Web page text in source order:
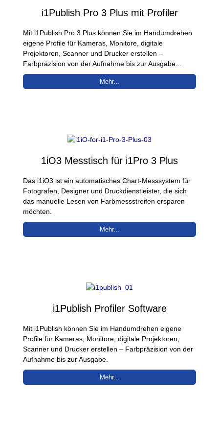
i1Publish Pro 3 Plus mit Profiler
Mit i1Publish Pro 3 Plus können Sie im Handumdrehen
eigene Profile für Kameras, Monitore, digitale
Projektoren, Scanner und Drucker erstellen –
Farbpräzision von der Aufnahme bis zur Ausgabe...
Mehr...
1iO3 Messtisch für i1Pro 3 Plus
Das i1iO3 ist ein automatisches Chart-Messsystem für
Fotografen, Designer und Druckdienstleister, die sich
das manuelle Lesen von Farbmessstreifen ersparen
möchten.
Mehr...
i1Publish Profiler Software
Mit i1Publish können Sie im Handumdrehen eigene
Profile für Kameras, Monitore, digitale Projektoren,
Scanner und Drucker erstellen – Farbpräzision von der
Aufnahme bis zur Ausgabe.
Mehr...